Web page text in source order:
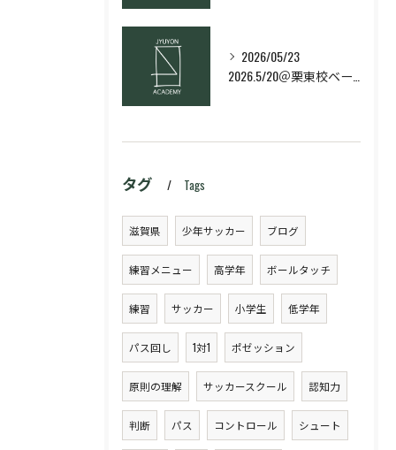
2026/05/23
タグ Tags
滋賀県 少年サッカー ブログ
練習メニュー 高学年 ボールタッチ
練習 サッカー 小学生 低学年
パス回し 1対1 ポゼッション
原則の理解 サッカースクール 認知力
判断 パス コントロール シュート